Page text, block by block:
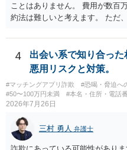
ことはありません。 費用が数百
約法は難しいと考えます。 ただ
ということになり、解約するの
4
出会い系で知り合っ
悪用リスクと対策。
#マッチングアプリ詐欺 #恐喝・脅迫へ
#50〜100万円未満
#本名・住所・電話
2026年7月26日
三村 勇人 弁護士
詐欺にあっている可能性があり